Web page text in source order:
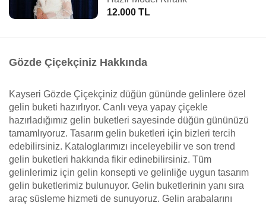
12.000 TL
Gözde Çiçekçiniz Hakkında
Kayseri Gözde Çiçekçiniz düğün gününde gelinlere özel
gelin buketi hazırlıyor. Canlı veya yapay çiçekle
hazırladığımız gelin buketleri sayesinde düğün gününüzü
tamamlıyoruz. Tasarım gelin buketleri için bizleri tercih
edebilirsiniz. Kataloglarımızı inceleyebilir ve son trend
gelin buketleri hakkında fikir edinebilirsiniz. Tüm
gelinlerimiz için gelin konsepti ve gelinliğe uygun tasarım
gelin buketlerimiz bulunuyor. Gelin buketlerinin yanı sıra
araç süsleme hizmeti de sunuyoruz. Gelin arabalarını